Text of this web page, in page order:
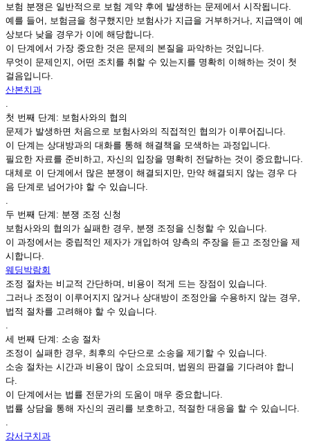
보험 분쟁은 일반적으로 보험 계약 후에 발생하는 문제에서 시작됩니다.
예를 들어, 보험금을 청구했지만 보험사가 지급을 거부하거나, 지급액이 예
상보다 낮을 경우가 이에 해당합니다.
이 단계에서 가장 중요한 것은 문제의 본질을 파악하는 것입니다.
무엇이 문제인지, 어떤 조치를 취할 수 있는지를 명확히 이해하는 것이 첫
걸음입니다.
산본치과
.
첫 번째 단계: 보험사와의 협의
문제가 발생하면 처음으로 보험사와의 직접적인 협의가 이루어집니다.
이 단계는 상대방과의 대화를 통해 해결책을 모색하는 과정입니다.
필요한 자료를 준비하고, 자신의 입장을 명확히 전달하는 것이 중요합니다.
대체로 이 단계에서 많은 분쟁이 해결되지만, 만약 해결되지 않는 경우 다
음 단계로 넘어가야 할 수 있습니다.
.
두 번째 단계: 분쟁 조정 신청
보험사와의 협의가 실패한 경우, 분쟁 조정을 신청할 수 있습니다.
이 과정에서는 중립적인 제자가 개입하여 양측의 주장을 듣고 조정안을 제
시합니다.
웨딩박람회
조정 절차는 비교적 간단하며, 비용이 적게 드는 장점이 있습니다.
그러나 조정이 이루어지지 않거나 상대방이 조정안을 수용하지 않는 경우,
법적 절차를 고려해야 할 수 있습니다.
.
세 번째 단계: 소송 절차
조정이 실패한 경우, 최후의 수단으로 소송을 제기할 수 있습니다.
소송 절차는 시간과 비용이 많이 소요되며, 법원의 판결을 기다려야 합니
다.
이 단계에서는 법률 전문가의 도움이 매우 중요합니다.
법률 상담을 통해 자신의 권리를 보호하고, 적절한 대응을 할 수 있습니다.
.
강서구치과